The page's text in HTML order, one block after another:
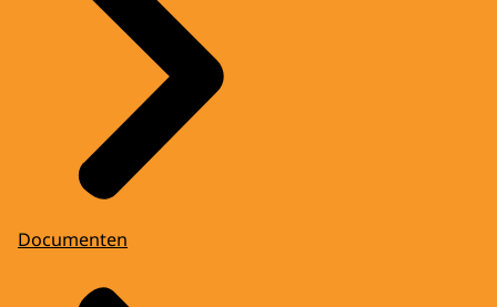
Documenten